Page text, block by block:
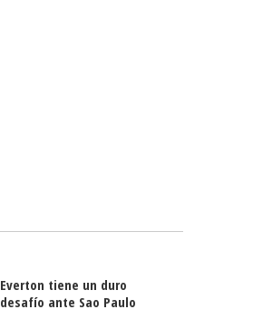
Everton tiene un duro
desafío ante Sao Paulo